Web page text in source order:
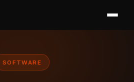
SOFTWARE